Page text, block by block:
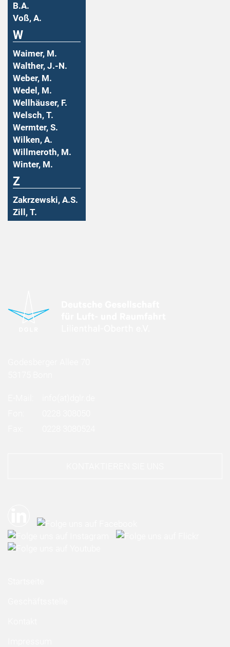
B.A.
Voß, A.
W
Waimer, M.
Walther, J.-N.
Weber, M.
Wedel, M.
Wellhäuser, F.
Welsch, T.
Wermter, S.
Wilken, A.
Willmeroth, M.
Winter, M.
Z
Zakrzewski, A.S.
Zill, T.